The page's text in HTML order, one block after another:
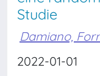
Studie
Damiano,
2022-01-01